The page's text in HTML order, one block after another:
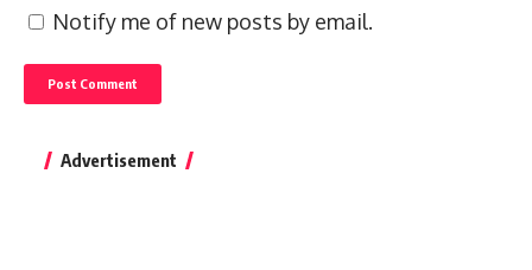
Notify me of new posts by email.
Advertisement